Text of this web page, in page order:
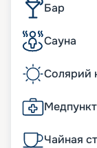
Бар
Сауна
Солярий
Медпункт
Чайная